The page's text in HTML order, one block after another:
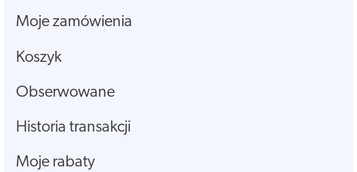
Moje zamówienia
Koszyk
Obserwowane
Historia transakcji
Moje rabaty